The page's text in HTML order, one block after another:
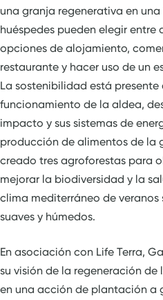
una granja regenerativa en una
huéspedes pueden elegir entre
opciones de alojamiento,
restaurante y hacer uso de un
La sostenibilidad está
funcionamiento de la aldea,
impacto y sus sistemas de
producción de alimentos de la
creado tres agroforestas para
mejorar la biodiversidad y la
clima mediterráneo de veranos
suaves y húmedos.
En asociación con Life Terra,
su visión de la regeneración
en una acción de plantación a